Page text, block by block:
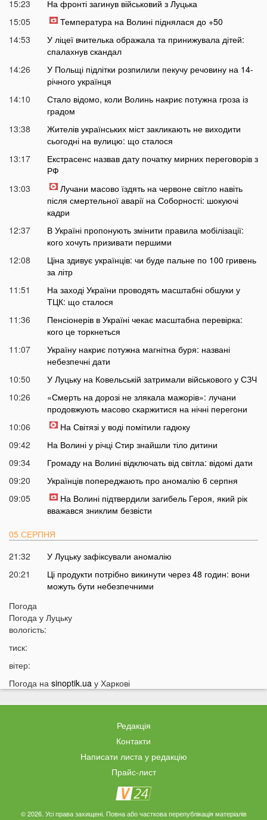
15:23
На фронті загинув військовий з Луцька
15:05
Температура на Волині піднялася до +50
14:53
У ліцеї вчителька ображала та принижувала дітей:
спалахнув скандал
14:26
У Польщі підлітки розпилили пекучу речовину на 14-
річного українця
14:10
Стало відомо, коли Волинь накриє потужна гроза із
градом
13:38
Жителів українських міст закликають не виходити
сьогодні на вулицю: що сталося
13:17
Екстрасенс назвав дату початку мирних переговорів з
РФ
13:03
Лучани масово їздять на червоне світло навіть
після смертельної аварії на Соборності: шокуючі
кадри
12:37
В Україні пропонують змінити правила мобілізації:
кого хочуть призивати першими
12:08
Ціна здивує українців: чи буде пальне по 100 гривень
за літр
11:51
На заході України проводять масштабні обшуки у
ТЦК: що сталося
11:36
Пенсіонерів в Україні чекає масштабна перевірка:
кого це торкнеться
11:07
Україну накриє потужна магнітна буря: названі
небезпечні дати
10:50
У Луцьку на Ковельській затримали військового у СЗЧ
10:26
«Смерть на дорозі не злякала мажорів»: лучани
продовжують масово скаржитися на нічні перегони
10:06
На Світязі у воді помітили гадюку
09:42
На Волині у річці Стир знайшли тіло дитини
09:34
Громаду на Волині відключать від світла: відомі дати
09:20
Українців попереджають про аномалію 6 серпня
09:05
На Волині підтвердили загибель Героя, який рік
вважався зниклим безвісти
05 СЕРПНЯ
21:32
У Луцьку зафіксували аномалію
20:21
Ці продукти потрібно викинути через 48 годин: вони
можуть бути небезпечними
19:51
кого це стосується
19:20
18:40
18:09
На Волині рясно ростуть маслюки: показали
місце, де шукати гриби
Деякі продукти можуть зникнути з полиць магазинів:
На заході України працівник ТЦК прикував чоловіка
кайданками до драбини на всю ніч
покращується симетрія овалу?
16:36
Астролог назвав подію, після якої закінчиться війна в
Погода
Погода у Луцьку
вологість:
тиск:
вітер:
Погода на sinoptik.ua у Харкові
Редакція
Контакти
Написати листа у редакцію
Прайс-лист
© 2026. Усі права захищені. Повна або часткова перепублікація матеріалів